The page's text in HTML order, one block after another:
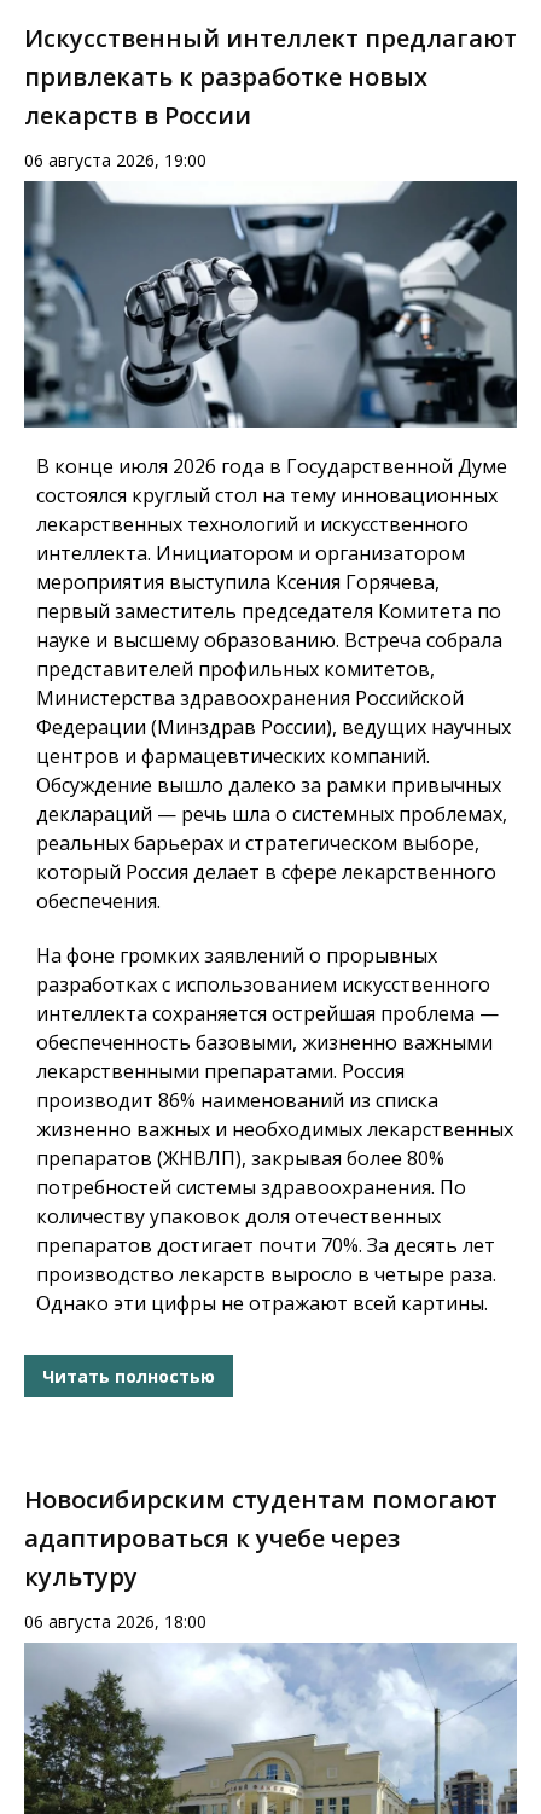
Искусственный интеллект предлагают
привлекать к разработке новых
лекарств в России
06 августа 2026, 19:00
В конце июля 2026 года в Государственной Думе
состоялся круглый стол на тему инновационных
лекарственных технологий и искусственного
интеллекта. Инициатором и организатором
мероприятия выступила Ксения Горячева,
первый заместитель председателя Комитета по
науке и высшему образованию. Встреча собрала
представителей профильных комитетов,
Министерства здравоохранения Российской
Федерации (Минздрав России), ведущих научных
центров и фармацевтических компаний.
Обсуждение вышло далеко за рамки привычных
деклараций — речь шла о системных проблемах,
реальных барьерах и стратегическом выборе,
который Россия делает в сфере лекарственного
обеспечения.
На фоне громких заявлений о прорывных
разработках с использованием искусственного
интеллекта сохраняется острейшая проблема —
обеспеченность базовыми, жизненно важными
лекарственными препаратами. Россия
производит 86% наименований из списка
жизненно важных и необходимых лекарственных
препаратов (ЖНВЛП), закрывая более 80%
потребностей системы здравоохранения. По
количеству упаковок доля отечественных
препаратов достигает почти 70%. За десять лет
производство лекарств выросло в четыре раза.
Однако эти цифры не отражают всей картины.
Читать полностью
Новосибирским студентам помогают
адаптироваться к учебе через
культуру
06 августа 2026, 18:00